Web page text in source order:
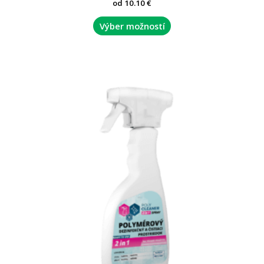
0
z
od 10.10€
Výber možností